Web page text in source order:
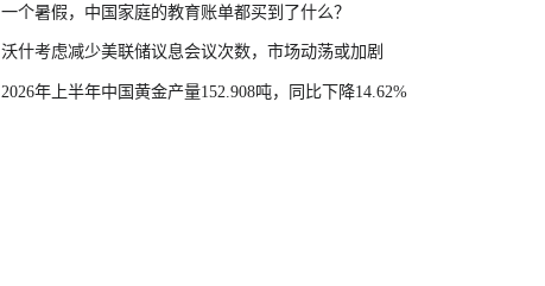
一个暑假，中国家庭的教育账单都买到了什么？
沃什考虑减少美联储议息会议次数，市场动荡或加剧
2026年上半年中国黄金产量152.908吨，同比下降14.62%